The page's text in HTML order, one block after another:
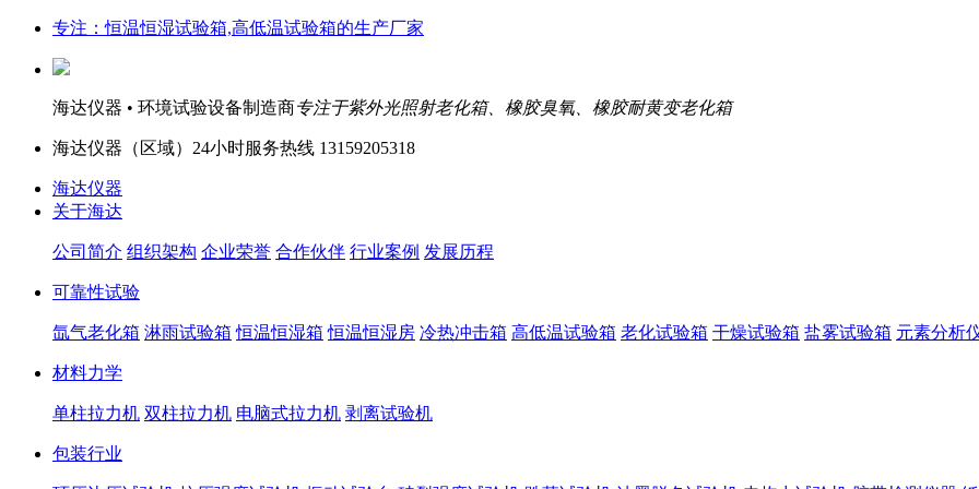
专注：恒温恒湿试验箱,高低温试验箱的生产厂家
海达仪器 • 环境试验设备制造商专注于紫外光照射老化箱、橡胶臭氧、橡胶耐黄变老化箱
海达仪器（ 区域）24小时服务热线 13159205318
海达仪器
关于海达
公司简介 组织架构 企业荣誉 合作伙伴 行业案例 发展历程
可靠性试验
氙气老化箱 淋雨试验箱 恒温恒湿箱 恒温恒湿房 冷热冲击箱 高低温试验箱 老化试验箱 干燥试验箱 盐雾试验箱 元素分析
材料力学
单柱拉力机 双柱拉力机 电脑式拉力机 剥离试验机
包装行业